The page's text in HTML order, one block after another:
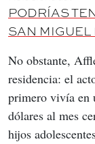
PODRÍAS
SAN
No obstante,
residencia: el
primero vivía en
dólares al mes
hijos